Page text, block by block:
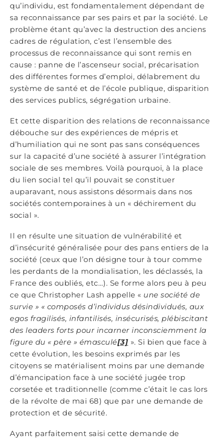
qu’individu, est fondamentalement dépendant de
sa reconnaissance par ses pairs et par la société. Le
problème étant qu’avec la destruction des anciens
cadres de régulation, c’est l’ensemble des
processus de reconnaissance qui sont remis en
cause : panne de l’ascenseur social, précarisation
des différentes formes d’emploi, délabrement du
système de santé et de l’école publique, disparition
des services publics, ségrégation urbaine.
Et cette disparition des relations de reconnaissance
débouche sur des expériences de mépris et
d’humiliation qui ne sont pas sans conséquences
sur la capacité d’une société à assurer l’intégration
sociale de ses membres. Voilà pourquoi, à la place
du lien social tel qu’il pouvait se constituer
auparavant, nous assistons désormais dans nos
sociétés contemporaines à un « déchirement du
social ».
Il en résulte une situation de vulnérabilité et
d’insécurité généralisée pour des pans entiers de la
société (ceux que l’on désigne tour à tour comme
les perdants de la mondialisation, les déclassés, la
France des oubliés, etc…). Se forme alors peu à peu
ce que Christopher Lash appelle « une société de
survie » « composés d’individus désindividués, aux
egos fragilisés, infantilisés, insécurisés, plébiscitant
des leaders forts pour incarner inconsciemment la
figure du « père » émasculé[3] ». Si bien que face à
cette évolution, les besoins exprimés par les
citoyens se matérialisent moins par une demande
d’émancipation face à une société jugée trop
corsetée et traditionnelle (comme c’était le cas lors
de la révolte de mai 68) que par une demande de
protection et de sécurité.
Ayant parfaitement saisi cette demande de